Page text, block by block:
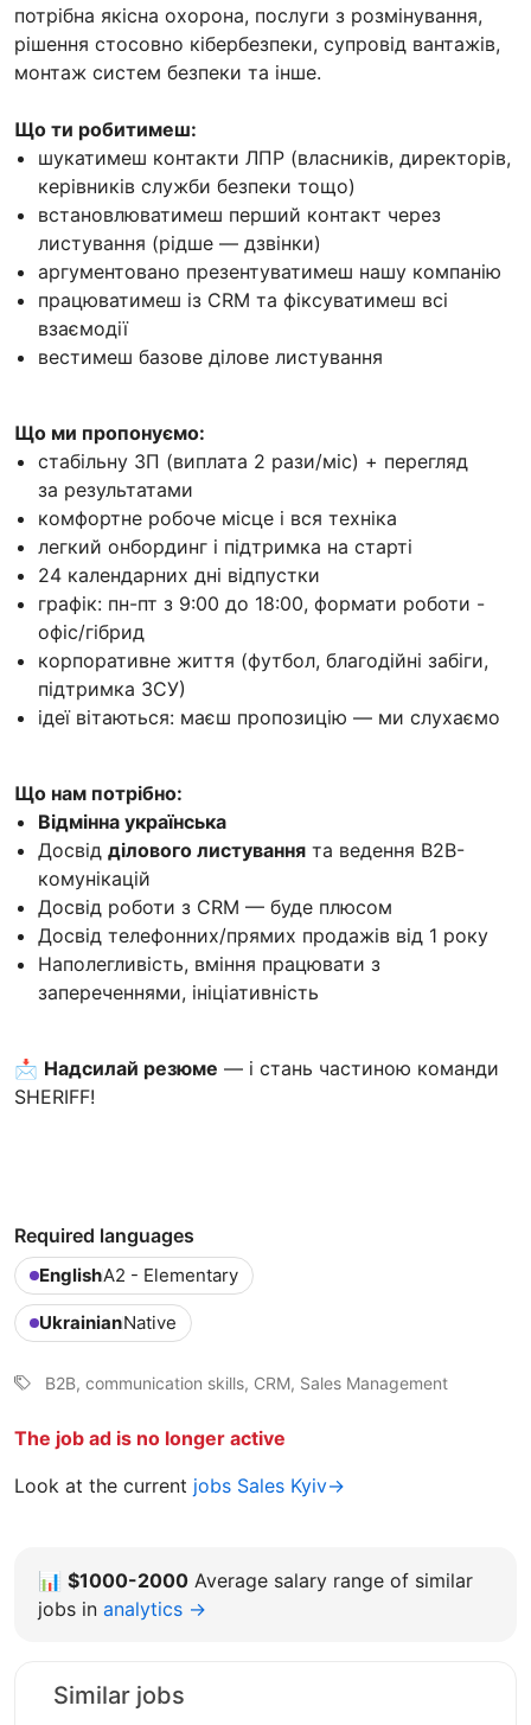
потрібна якісна охорона, послуги з розмінування,
рішення стосовно кібербезпеки, супровід вантажів,
монтаж систем безпеки та інше.
Що ти робитимеш:
шукатимеш контакти ЛПР (власників, директорів,
керівників служби безпеки тощо)
встановлюватимеш перший контакт через
листування (рідше — дзвінки)
аргументовано презентуватимеш нашу компанію
працюватимеш із CRM та фіксуватимеш всі
взаємодії
вестимеш базове ділове листування
Що ми пропонуємо:
стабільну ЗП (виплата 2 рази/міс) + перегляд
за результатами
комфортне робоче місце і вся техніка
легкий онбординг і підтримка на старті
24 календарних дні відпустки
графік: пн-пт з 9:00 до 18:00, формати роботи -
офіс/гібрид
корпоративне життя (футбол, благодійні забіги,
підтримка ЗСУ)
ідеї вітаються: маєш пропозицію — ми слухаємо
Що нам потрібно:
Відмінна українська
Досвід ділового листування та ведення B2B-
комунікацій
Досвід роботи з CRM — буде плюсом
Досвід телефонних/прямих продажів від 1 року
Наполегливість, вміння працювати з
запереченнями, ініціативність
📩 Надсилай резюме — і стань частиною команди
SHERIFF!
Required languages
EnglishA2 - Elementary
UkrainianNative
B2B, communication skills, CRM, Sales Management
The job ad is no longer active
Look at the current jobs Sales Kyiv→
📊 $1000-2000 Average salary range of similar
jobs in analytics →
Similar jobs